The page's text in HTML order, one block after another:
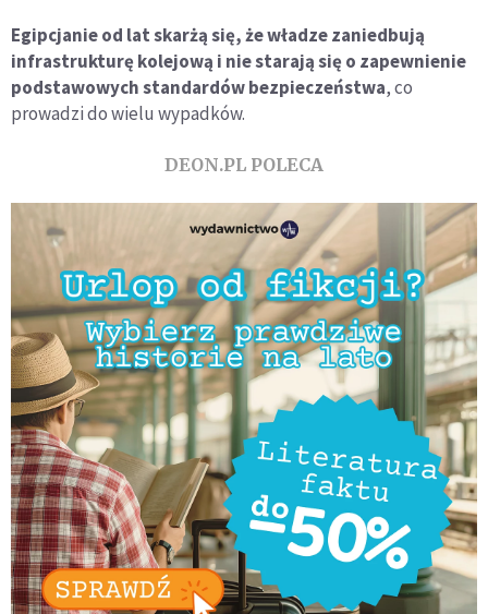
Egipcjanie od lat skarżą się, że władze zaniedbują
infrastrukturę kolejową i nie starają się o zapewnienie
podstawowych standardów bezpieczeństwa, co
prowadzi do wielu wypadków.
DEON.PL POLECA